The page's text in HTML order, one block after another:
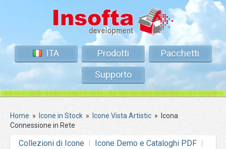
ITA Prodotti
Pacchetti
Supporto
Home » Icone in Stock » Icone Vista Artistic »
Icona
Connessione in Rete
Collezioni di Icone
Icone Demo e Cataloghi PDF